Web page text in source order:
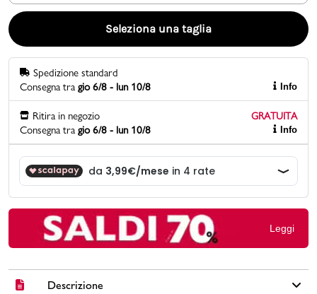
Promo & News
contatti
Gift card
Seleziona una taglia
Spedizione standard
Consegna tra gio 6/8 - lun 10/8 Info
Ritira in negozio
GRATUITA
Consegna tra gio 6/8 - lun 10/8 Info
Leggi
Descrizione